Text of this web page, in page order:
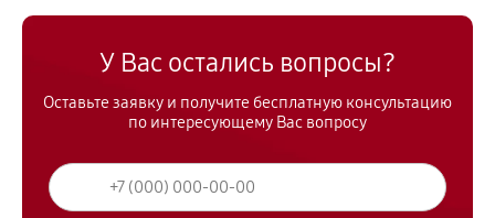
У Вас остались вопросы?
Оставьте заявку и получите бесплатную консультацию
по интересующему Вас вопросу